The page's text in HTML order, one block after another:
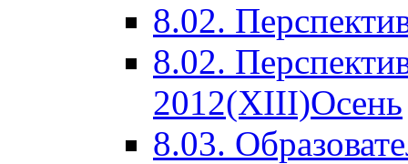
8.02.
8.02.
2012(XIII)Осень
8.03.